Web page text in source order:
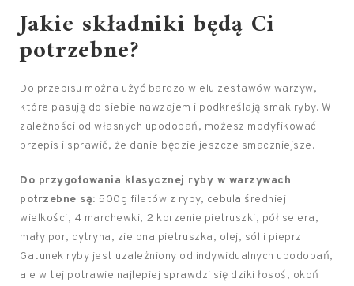
Jakie składniki będą Ci
potrzebne?
Do przepisu można użyć bardzo wielu zestawów warzyw,
które pasują do siebie nawzajem i podkreślają smak ryby. W
zależności od własnych upodobań, możesz modyfikować
przepis i sprawić, że danie będzie jeszcze smaczniejsze.
Do przygotowania klasycznej ryby w warzywach
potrzebne są: 500g filetów z ryby, cebula średniej
wielkości, 4 marchewki, 2 korzenie pietruszki, pół selera,
mały por, cytryna, zielona pietruszka, olej, sól i pieprz.
Gatunek ryby jest uzależniony od indywidualnych upodobań,
ale w tej potrawie najlepiej sprawdzi się dziki łosoś, okoń